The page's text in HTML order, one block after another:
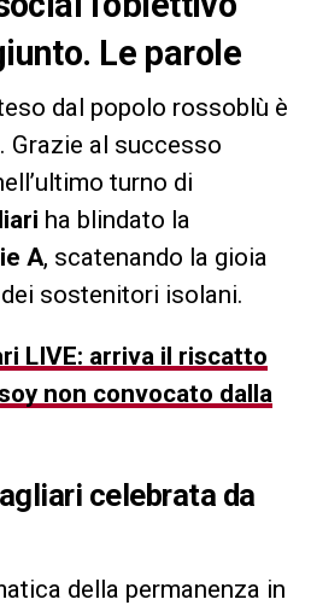
Le parole
dal popolo rossoblù è
Grazie al successo
turno di
ha blindato la
A, scatenando la gioia
sostenitori isolani.
LIVE: arriva il riscatto
non convocato dalla
celebrata da
della permanenza in